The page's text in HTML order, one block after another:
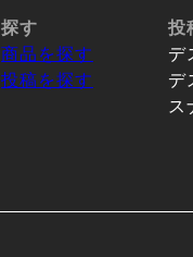
探す
商品を探す
投稿を探す
投
デ
デ
ス